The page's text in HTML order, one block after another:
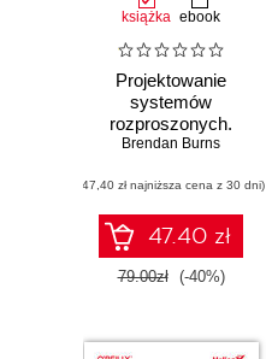
książka ebook
Projektowanie
systemów
rozproszonych.
Wzorce i
skalowalnych,
niezawodnych
usług z
wykorzystaniem
Kubernetesa.
Brendan Burns
(47,40 zł najniższa cena z 30 dni)
47.40 zł
79.00zł (-40%)